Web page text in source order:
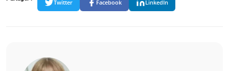
Twitter Facebook LinkedIn